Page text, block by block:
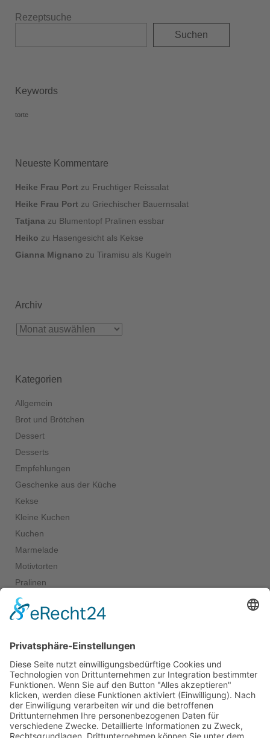
Rezeptsuche
Suchen
Keywords
torte
Neueste Kommentare
Heike Frau Port zu Fruchtiger Reissalat
Heike Frau Port zu Griechischer Bauernsalat
Tatjana zu Blumentopf Pralinen essbar
Heiko zu Hasengesicht als Kekse
Gianna Mignano zu Tiramisu als Kugeln
Archiv
Kategorien
Allgemein
Brot und Brötchen
Dessert
Desserts
Empfehlungen
Geschenke aus der Küche
Kekse
Kleine Kuchen
Kuchen
Marmelade
Motivtorten
Pralinen
Salate
Salziges
start_torte
Torten
Weihnachtskekse
Hier dürfen Sie ein wenig stöbern